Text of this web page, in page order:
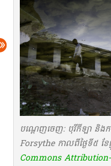
បណ្តេញចេញ: បុរីកីឡា និងក
Forsythe កាលពីថ្ងៃទី៥ ខែ
Commons